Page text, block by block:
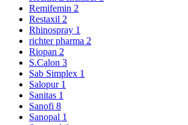
Remifemin 2
Restaxil 2
Rhinospray 1
richter pharma 2
Riopan 2
S.Calon 3
Sab Simplex 1
Salopur 1
Sanitas 1
Sanofi 8
Sanopal 1